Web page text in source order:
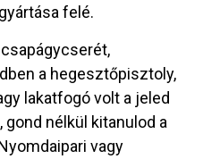
felé.
a hegesztőpisztoly,
lakatfogó volt a jeled
gond nélkül kitanulod a
vagy